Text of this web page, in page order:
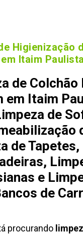
Higienização
em Itaim Paulista
de Colchão
em Itaim
de
de
e
de
procurando